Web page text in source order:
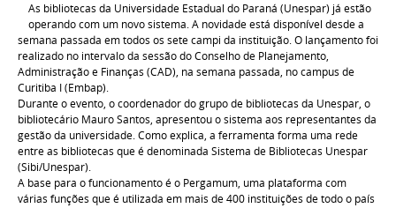
As bibliotecas da Universidade Estadual do Paraná (Unespar) já estão
operando com um novo sistema. A novidade está disponível desde a
semana passada em todos os sete campi da instituição. O lançamento foi
realizado no intervalo da sessão do Conselho de Planejamento,
Administração e Finanças (CAD), na semana passada, no campus de
Curitiba I (Embap).
Durante o evento, o coordenador do grupo de bibliotecas da Unespar, o
bibliotecário Mauro Santos, apresentou o sistema aos representantes da
gestão da universidade. Como explica, a ferramenta forma uma rede
entre as bibliotecas que é denominada Sistema de Bibliotecas Unespar
(Sibi/Unespar).
A base para o funcionamento é o Pergamum, uma plataforma com
várias funções que é utilizada em mais de 400 instituições de todo o país